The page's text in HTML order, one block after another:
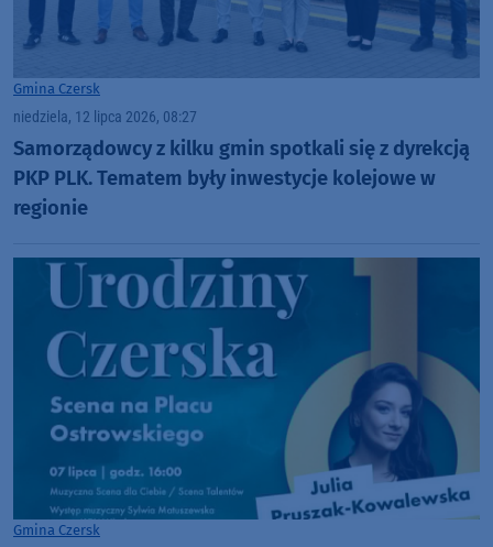
Gmina Czersk
niedziela, 12 lipca 2026, 08:27
Samorządowcy z kilku gmin spotkali się z dyrekcją
PKP PLK. Tematem były inwestycje kolejowe w
regionie
Gmina Czersk